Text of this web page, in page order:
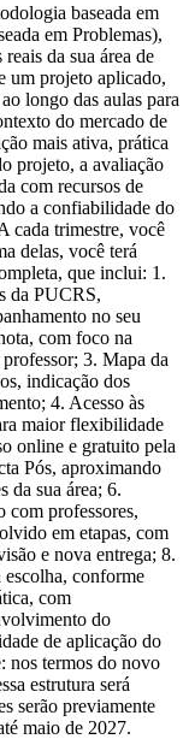
baseada em
em Problemas),
da sua área de
um projeto aplicado,
longo das aulas para
do mercado de
mais ativa, prática
projeto, a avaliação
com recursos de
a confiabilidade do
cada trimestre, você
delas, você terá
que inclui: 1.
da PUCRS,
no seu
com foco na
3. Mapa da
indicação dos
4. Acesso às
maior flexibilidade
online e gratuito pela
Pós, aproximando
da sua área; 6.
com professores,
em etapas, com
e nova entrega; 8.
conforme
com
do
de aplicação do
nos termos do novo
estrutura será
serão previamente
maio de 2027.